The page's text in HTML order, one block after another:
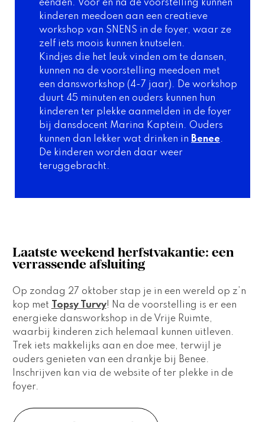
eenden. Voor en na de voorstelling kunnen
kinderen meedoen aan een creatieve
workshop van SNENS in de foyer, waar ze
zelf iets moois kunnen knutselen.
Kindjes die het leuk vinden om te dansen,
kunnen na de voorstelling meedoen met
een dansworkshop (4-7 jaar). De workshop
duurt 45 minuten en ouders kunnen hun
kinderen ter plekke aanmelden in de foyer
bij dansdocent Marina Kaptein. Ouders
kunnen dan lekker wat drinken in Benee.
De kinderen worden daar weer
teruggebracht.
Laatste weekend herfstvakantie: een
verrassende afsluiting
Op zondag 27 oktober stap je in een wereld op z’n
kop met
Topsy Turvy! Na de voorstelling is er een
energieke dansworkshop in de Vrije Ruimte,
waarbij kinderen zich helemaal kunnen uitleven.
Trek iets makkelijks aan en doe mee, terwijl je
ouders genieten van een drankje bij Benee.
Inschrijven kan via de website of ter plekke in de
foyer.